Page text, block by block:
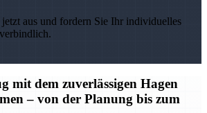
aus und fordern Sie Ihr individuelles
mit dem zuverlässigen Hagen
– von der Planung bis zum